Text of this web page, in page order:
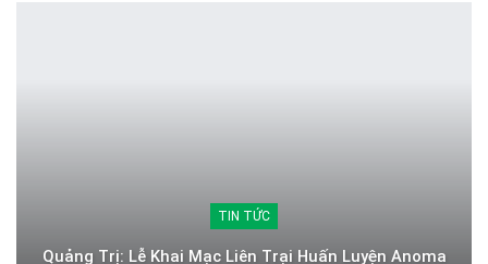
TIN TỨC
Quảng Trị: Lễ Khai Mạc Liên Trại Huấn Luyện Anoma